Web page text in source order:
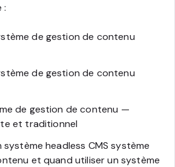
:
de gestion de contenu
de gestion de contenu
de gestion de contenu —
et traditionnel
système headless CMS système
et quand utiliser un système